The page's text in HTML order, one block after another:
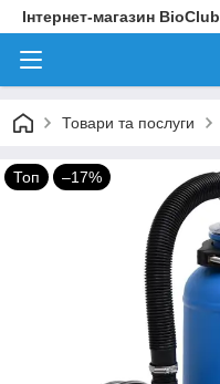
Інтернет-магазин BioClub
Товари та послуги
Топ –17%